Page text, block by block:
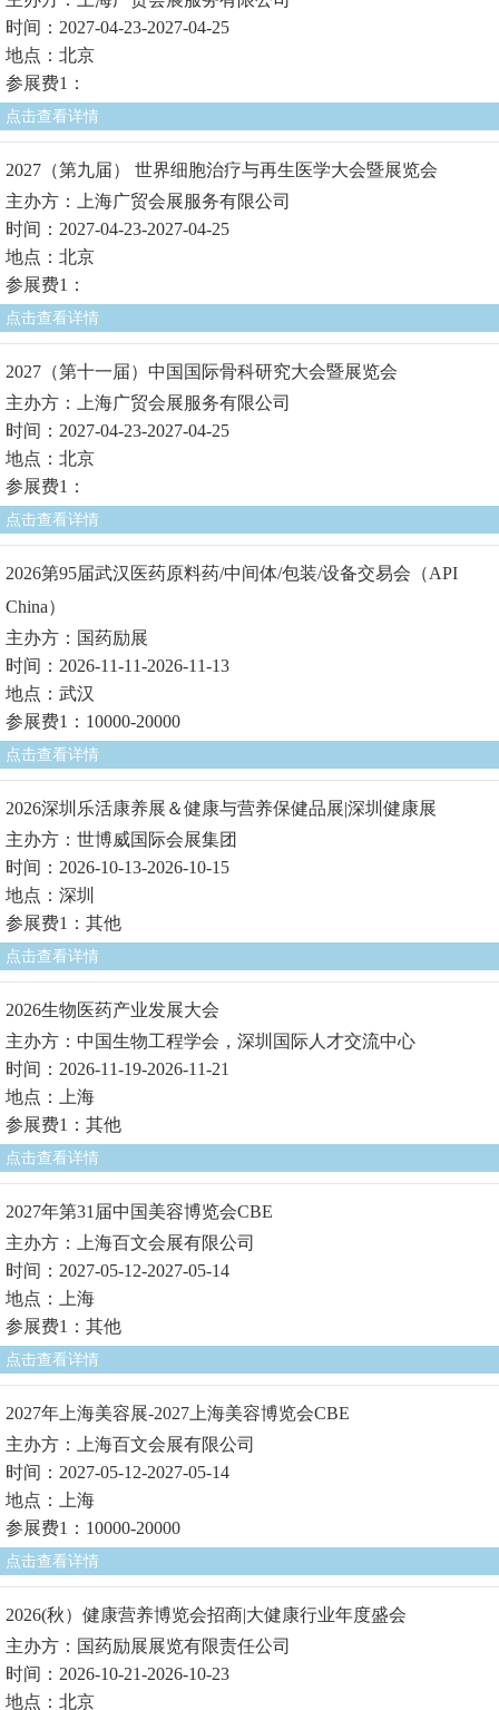
时间：2027-04-23-2027-04-25
地点：北京
参展费1：
点击查看详情
2027（第九届） 世界细胞治疗与再生医学大会暨展览会
主办方：上海广贸会展服务有限公司
时间：2027-04-23-2027-04-25
地点：北京
参展费1：
点击查看详情
2027（第十一届）中国国际骨科研究大会暨展览会
主办方：上海广贸会展服务有限公司
时间：2027-04-23-2027-04-25
地点：北京
参展费1：
点击查看详情
2026第95届武汉医药原料药/中间体/包装/设备交易会（API
China）
主办方：国药励展
时间：2026-11-11-2026-11-13
地点：武汉
参展费1：10000-20000
点击查看详情
2026深圳乐活康养展＆健康与营养保健品展|深圳健康展
主办方：世博威国际会展集团
时间：2026-10-13-2026-10-15
地点：深圳
参展费1：其他
点击查看详情
2026生物医药产业发展大会
主办方：中国生物工程学会，深圳国际人才交流中心
时间：2026-11-19-2026-11-21
地点：上海
参展费1：其他
点击查看详情
2027年第31届中国美容博览会CBE
主办方：上海百文会展有限公司
时间：2027-05-12-2027-05-14
地点：上海
参展费1：其他
点击查看详情
2027年上海美容展-2027上海美容博览会CBE
主办方：上海百文会展有限公司
时间：2027-05-12-2027-05-14
地点：上海
参展费1：10000-20000
点击查看详情
2026(秋）健康营养博览会招商|大健康行业年度盛会
主办方：国药励展展览有限责任公司
时间：2026-10-21-2026-10-23
地点：北京